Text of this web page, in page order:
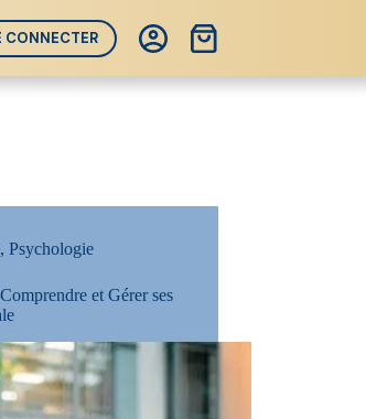
CONNECTER
Panier
d’achat
,Psychologie
et Gérer ses